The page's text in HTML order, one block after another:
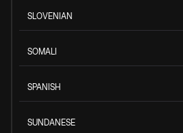
SLOVENIAN
SOMALI
SPANISH
SUNDANESE